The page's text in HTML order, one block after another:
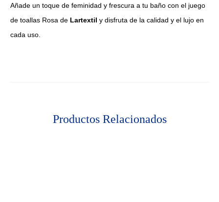
Añade un toque de feminidad y frescura a tu baño con el juego
de toallas Rosa de Lartextil y disfruta de la calidad y el lujo en
cada uso.
Productos Relacionados